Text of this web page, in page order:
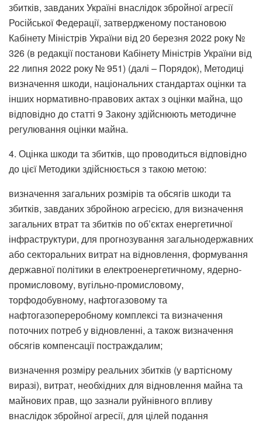
збитків, завданих Україні внаслідок збройної агресії
Російської Федерації, затвердженому постановою
Кабінету Міністрів України від 20 березня 2022 року №
326 (в редакції постанови Кабінету Міністрів України від
22 липня 2022 року № 951) (далі – Порядок), Методиці
визначення шкоди, національних стандартах оцінки та
інших нормативно-правових актах з оцінки майна, що
відповідно до статті 9 Закону здійснюють методичне
регулювання оцінки майна.
4. Оцінка шкоди та збитків, що проводиться відповідно
до цієї Методики здійснюється з такою метою:
визначення загальних розмірів та обсягів шкоди та
збитків, завданих збройною агресією, для визначення
загальних втрат та збитків по об’єктах енергетичної
інфраструктури, для прогнозування загальнодержавних
або секторальних витрат на відновлення, формування
державної політики в електроенергетичному, ядерно-
промисловому, вугільно-промисловому,
торфодобувному, нафтогазовому та
нафтогазопереробному комплексі та визначення
поточних потреб у відновленні, а також визначення
обсягів компенсації постраждалим;
визначення розміру реальних збитків (у вартісному
виразі), витрат, необхідних для відновлення майна та
майнових прав, що зазнали руйнівного впливу
внаслідок збройної агресії, для цілей подання